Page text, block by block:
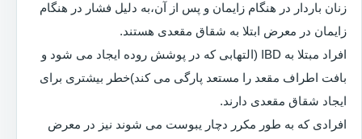
زنان باردار در هنگام زایمان و پس از آن،به دلیل فشار در هنگام
زایمان در معرض ابتلا به شقاق مقعدی هستند.
افراد مبتلا به IBD (التهابی که در پوشش روده ایجاد می شود و
بافت اطراف مقعد را مستعد پارگی می کند)خطر بیشتری برای
ایجاد شقاق مقعدی دارند.
افرادی که به طور مکرر دچار یبوست می شوند نیز در معرض